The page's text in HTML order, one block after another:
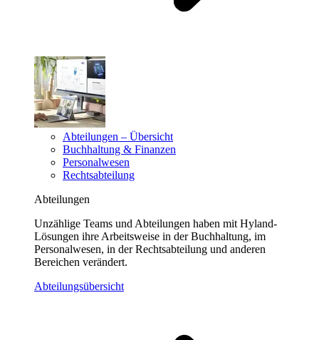
Abteilungen – Übersicht
Buchhaltung & Finanzen
Personalwesen
Rechtsabteilung
Abteilungen
Unzählige Teams und Abteilungen haben mit Hyland-
Lösungen ihre Arbeitsweise in der Buchhaltung, im
Personalwesen, in der Rechtsabteilung und anderen
Bereichen verändert.
Abteilungsübersicht